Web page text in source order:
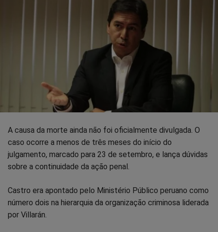
A causa da morte ainda não foi oficialmente divulgada. O
caso ocorre a menos de três meses do início do
julgamento, marcado para 23 de setembro, e lança dúvidas
sobre a continuidade da ação penal.
Castro era apontado pelo Ministério Público peruano como
número dois na hierarquia da organização criminosa liderada
por Villarán.